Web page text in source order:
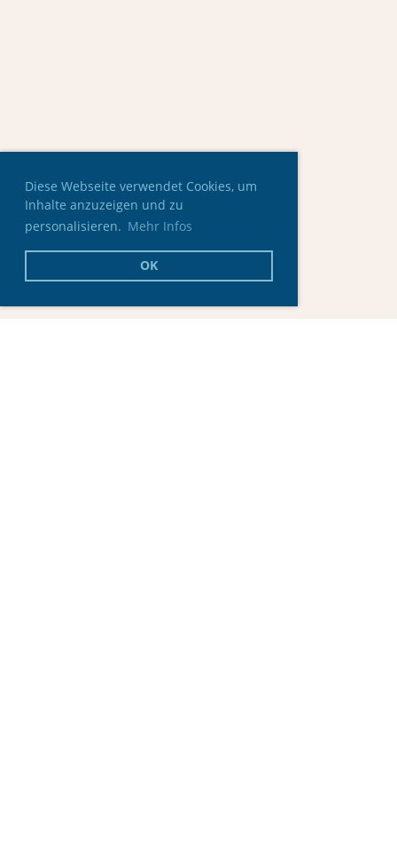
Diese Webseite verwendet Cookies, um
Inhalte anzuzeigen und zu
personalisieren. Mehr Infos
OK